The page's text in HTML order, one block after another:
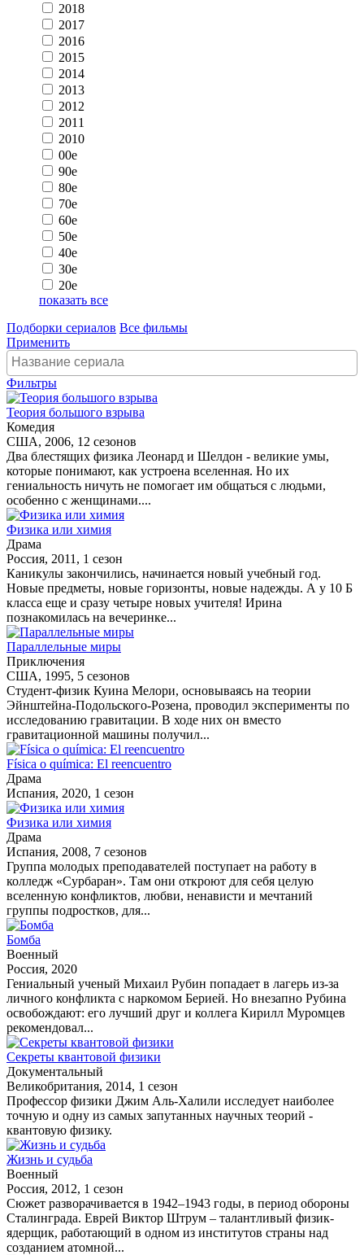
2018
2017
2016
2015
2014
2013
2012
2011
2010
00e
90e
80e
70e
60e
50e
40e
30e
20e
показать все
Подборки сериалов Все фильмы
Применить
Фильтры
Теория большого взрыва
Комедия
США, 2006, 12 сезонов
Два блестящих физика Леонард и Шелдон - великие умы,
которые понимают, как устроена вселенная. Но их
гениальность ничуть не помогает им общаться с людьми,
особенно с женщинами....
Физика или химия
Драма
Россия, 2011, 1 сезон
Каникулы закончились, начинается новый учебный год.
Новые предметы, новые горизонты, новые надежды. А у 10 Б
класса еще и сразу четыре новых учителя! Ирина
познакомилась на вечеринке...
Параллельные миры
Приключения
США, 1995, 5 сезонов
Студент-физик Куина Мелори, основываясь на теории
Эйнштейна-Подольского-Розена, проводил эксперименты по
исследованию гравитации. В ходе них он вместо
гравитационной машины получил...
Física o química: El reencuentro
Драма
Испания, 2020, 1 сезон
Физика или химия
Драма
Испания, 2008, 7 сезонов
Группа молодых преподавателей поступает на работу в
колледж «Cурбаран». Там они откроют для себя целую
вселенную конфликтов, любви, ненависти и мечтаний
группы подростков, для...
Бомба
Военный
Россия, 2020
Гениальный ученый Михаил Рубин попадает в лагерь из-за
личного конфликта с наркомом Берией. Но внезапно Рубина
освобождают: его лучший друг и коллега Кирилл Муромцев
рекомендовал...
Секреты квантовой физики
Документальный
Великобритания, 2014, 1 сезон
Профессор физики Джим Аль-Халили исследует наиболее
точную и одну из самых запутанных научных теорий -
квантовую физику.
Жизнь и судьба
Военный
Россия, 2012, 1 сезон
Сюжет разворачивается в 1942–1943 годы, в период обороны
Сталинграда. Еврей Виктор Штрум – талантливый физик-
ядерщик, работающий в одном из институтов страны над
созданием атомной...